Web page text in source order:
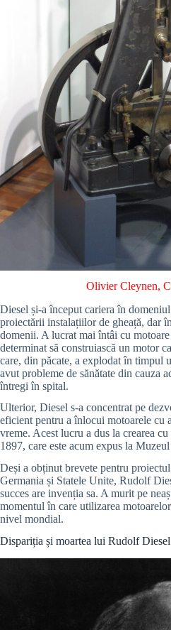
Olivier Cleynen,
Diesel și-a început cariera în
proiectării instalațiilor de gheață, dar
domenii. A lucrat mai întâi cu
determinat să construiască un motor
care, din păcate, a explodat în timpul
avut probleme de sănătate din cauza
întregi în spital.
Ulterior, Diesel s-a concentrat pe
eficient pentru a înlocui motoarele cu
vreme. Acest lucru a dus la crearea
1897, care este acum expus la
Deși a obținut brevete pentru
Germania și Statele Unite, Rudolf
succes are invenția sa. A murit pe
momentul în care utilizarea
nivel mondial.
Dispariția și moartea lui Rudolf Diesel